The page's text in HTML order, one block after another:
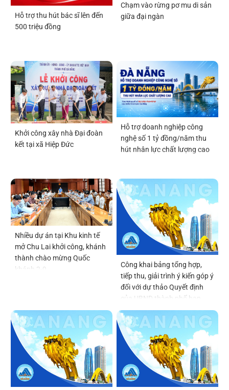
Hỗ trợ thu hút bác sĩ lên đến
500 triệu đồng
Chạm vào rừng pơ mu di sản
giữa đại ngàn
Khởi công xây nhà Đại đoàn
kết tại xã Hiệp Đức
Hỗ trợ doanh nghiệp công
nghệ số 1 tỷ đồng/năm thu
hút nhân lực chất lượng cao
Nhiều dự án tại Khu kinh tế
mở Chu Lai khởi công, khánh
thành chào mừng Quốc
khánh 2-9
Công khai bảng tổng hợp,
tiếp thu, giải trình ý kiến góp ý
đối với dự thảo Quyết định
của UBND thành phố ban
hành Quy chế tổ chức và
hoạt động của thôn, tổ dân
phố